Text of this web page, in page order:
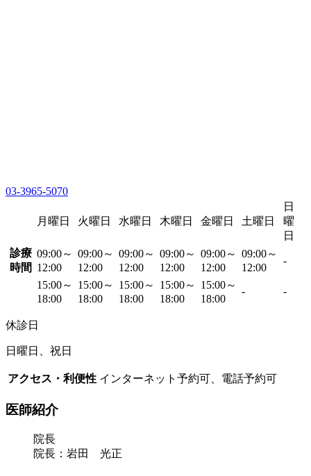
03-3965-5070
月曜日 火曜日 水曜日 木曜日 金曜日 土曜日
日
曜
日
診療
時間
09:00～
12:00
09:00～
12:00
09:00～
12:00
09:00～
12:00
09:00～
12:00
09:00～
12:00
-
15:00～
18:00
15:00～
18:00
15:00～
18:00
15:00～
18:00
15:00～
18:00
- -
休診日
日曜日、祝日
アクセス・利便性 インターネット予約可、電話予約可
医師紹介
院長
院長：岩田 光正